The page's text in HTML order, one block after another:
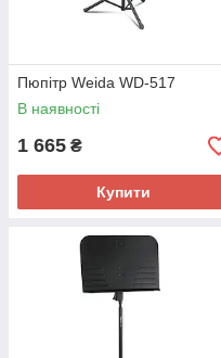
Пюпітр Weida WD-517
В наявності
1 665 ₴
Купити